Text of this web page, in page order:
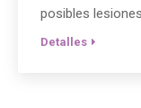
posibles
Detalles